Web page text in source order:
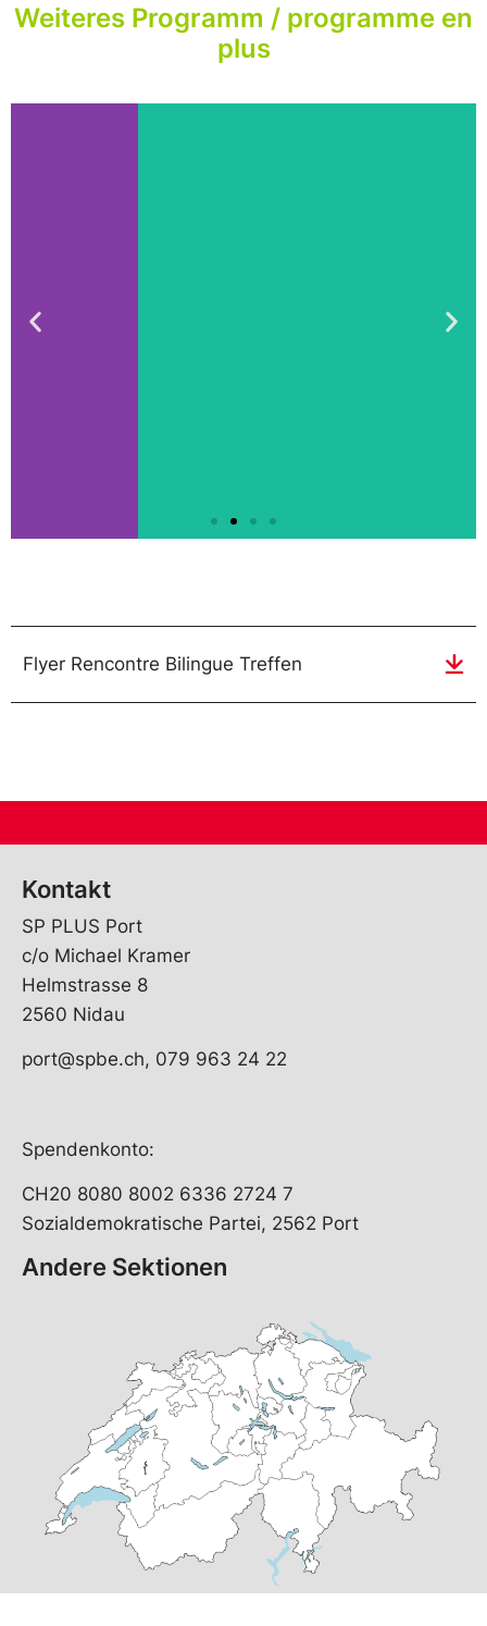
Weiteres Programm / programme en
plus
Flyer Rencontre Bilingue Treffen
Kontakt
SP PLUS Port
c/o Michael Kramer
Helmstrasse 8
2560 Nidau
port@spbe.ch, 079 963 24 22
Spendenkonto:
CH20 8080 8002 6336 2724 7
Sozialdemokratische Partei, 2562 Port
Andere Sektionen